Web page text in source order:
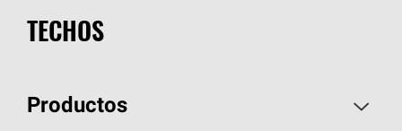
TECHOS
Productos